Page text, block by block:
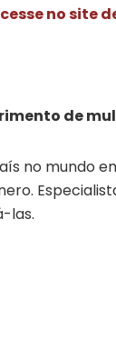
no site
de
no mundo
las.